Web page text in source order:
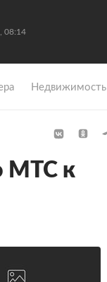
08:14
Недвижимость
МТС к